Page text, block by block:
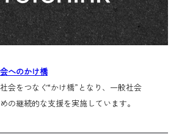
へのかけ橋
会をつなぐ“かけ橋”となり、一般社会
の継続的な支援を実施しています。